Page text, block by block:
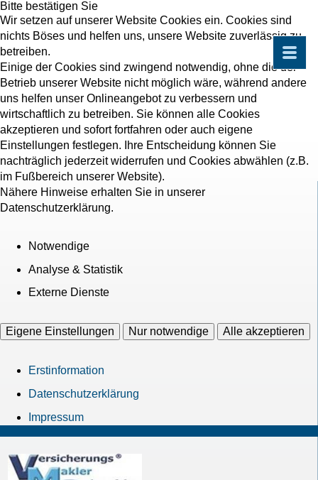
Bitte bestätigen Sie
Wir setzen auf unserer Website Cookies ein. Cookies sind
nichts Böses und helfen uns, unsere Website zuverlässig zu
betreiben.
Einige der Cookies sind zwingend notwendig, ohne die der
Betrieb unserer Website nicht möglich wäre, während andere
uns helfen unser Onlineangebot zu verbessern und
wirtschaftlich zu betreiben. Sie können alle Cookies
akzeptieren und sofort fortfahren oder auch eigene
Einstellungen festlegen. Ihre Entscheidung können Sie
nachträglich jederzeit widerrufen und Cookies abwählen (z.B.
im Fußbereich unserer Website).
Nähere Hinweise erhalten Sie in unserer
Datenschutzerklärung.
Notwendige
Analyse & Statistik
Externe Dienste
Eigene Einstellungen Nur notwendige Alle akzeptieren
Erstinformation
Datenschutzerklärung
Impressum